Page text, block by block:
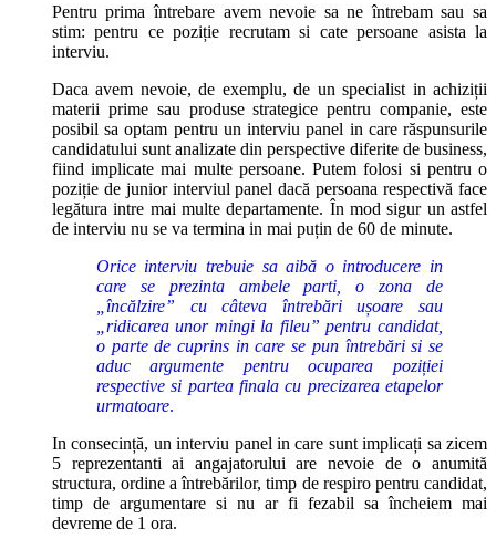
Pentru prima întrebare avem nevoie sa ne întrebam sau sa
stim: pentru ce poziție recrutam si cate persoane asista la
interviu.
Daca avem nevoie, de exemplu, de un specialist in achiziții
materii prime sau produse strategice pentru companie, este
posibil sa optam pentru un interviu panel in care răspunsurile
candidatului sunt analizate din perspective diferite de business,
fiind implicate mai multe persoane. Putem folosi si pentru o
poziție de junior interviul panel dacă persoana respectivă face
legătura intre mai multe departamente. În mod sigur un astfel
de interviu nu se va termina in mai puțin de 60 de minute.
Orice interviu trebuie sa aibă o introducere in
care se prezinta ambele parti, o zona de
„încălzire” cu câteva întrebări ușoare sau
„ridicarea unor mingi la fileu” pentru candidat,
o parte de cuprins in care se pun întrebări si se
aduc argumente pentru ocuparea poziției
respective si partea finala cu precizarea etapelor
urmatoare.
In consecință, un interviu panel in care sunt implicați sa zicem
5 reprezentanti ai angajatorului are nevoie de o anumită
structura, ordine a întrebărilor, timp de respiro pentru candidat,
timp de argumentare si nu ar fi fezabil sa încheiem mai
devreme de 1 ora.